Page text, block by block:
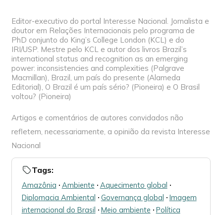
Editor-executivo do portal Interesse Nacional. Jornalista e
doutor em Relações Internacionais pelo programa de
PhD conjunto do King’s College London (KCL) e do
IRI/USP. Mestre pelo KCL e autor dos livros Brazil’s
international status and recognition as an emerging
power: inconsistencies and complexities (Palgrave
Macmillan), Brazil, um país do presente (Alameda
Editorial), O Brazil é um país sério? (Pioneira) e O Brasil
voltou? (Pioneira)
Artigos e comentários de autores convidados não
refletem, necessariamente, a opinião da revista Interesse
Nacional
Tags:
Amazônia 🞌 Ambiente 🞌 Aquecimento global 🞌
Diplomacia Ambiental 🞌 Governança global 🞌 Imagem
internacional do Brasil 🞌 Meio ambiente 🞌 Política